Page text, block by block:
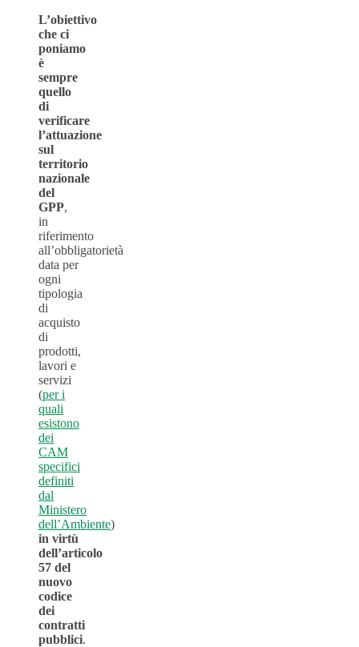
L’obiettivo
che ci
poniamo
è
sempre
quello
di
verificare
l’attuazione
sul
territorio
nazionale
del
GPP,
in
riferimento
all’obbligatorietà
data per
ogni
tipologia
di
acquisto
di
prodotti,
lavori e
servizi
(per i
quali
esistono
dei
CAM
specifici
definiti
dal
Ministero
dell’Ambiente)
in virtù
dell’articolo
57 del
nuovo
codice
dei
contratti
pubblici.